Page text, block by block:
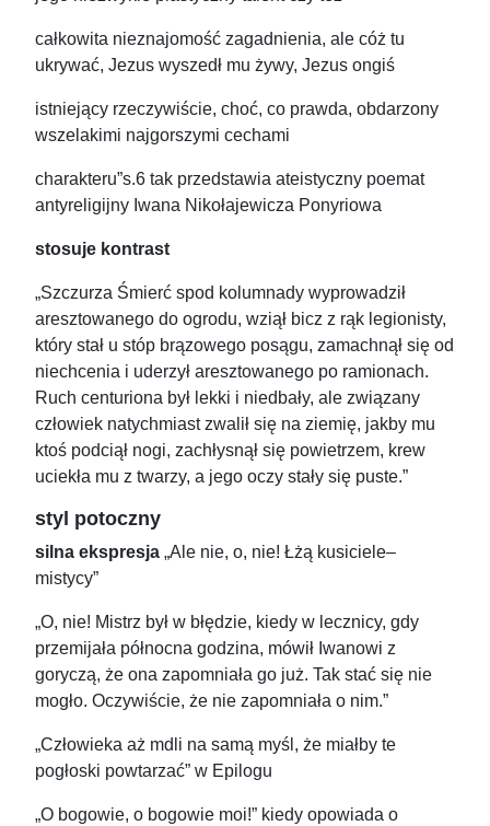
całkowita nieznajomość zagadnienia, ale cóż tu
ukrywać, Jezus wyszedł mu żywy, Jezus ongiś
istniejący rzeczywiście, choć, co prawda, obdarzony
wszelakimi najgorszymi cechami
charakteru”s.6 tak przedstawia ateistyczny poemat
antyreligijny Iwana Nikołajewicza Ponyriowa
stosuje kontrast
„Szczurza Śmierć spod kolumnady wyprowadził
aresztowanego do ogrodu, wziął bicz z rąk legionisty,
który stał u stóp brązowego posągu, zamachnął się od
niechcenia i uderzył aresztowanego po ramionach.
Ruch centuriona był lekki i niedbały, ale związany
człowiek natychmiast zwalił się na ziemię, jakby mu
ktoś podciął nogi, zachłysnął się powietrzem, krew
uciekła mu z twarzy, a jego oczy stały się puste.”
styl potoczny
silna ekspresja „Ale nie, o, nie! Łżą kusiciele–
mistycy”
„O, nie! Mistrz był w błędzie, kiedy w lecznicy, gdy
przemijała północna godzina, mówił Iwanowi z
goryczą, że ona zapomniała go już. Tak stać się nie
mogło. Oczywiście, że nie zapomniała o nim.”
„Człowieka aż mdli na samą myśl, że miałby te
pogłoski powtarzać” w Epilogu
„O bogowie, o bogowie moi!” kiedy opowiada o